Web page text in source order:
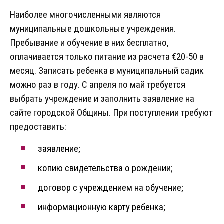
Наиболее многочисленными являются
муниципальные дошкольные учреждения.
Пребывание и обучение в них бесплатно,
оплачивается только питание из расчета €20-50 в
месяц. Записать ребенка в муниципальный садик
можно раз в году. С апреля по май требуется
выбрать учреждение и заполнить заявление на
сайте городской Общины. При поступлении требуют
предоставить:
заявление;
копию свидетельства о рождении;
договор с учреждением на обучение;
информационную карту ребенка;